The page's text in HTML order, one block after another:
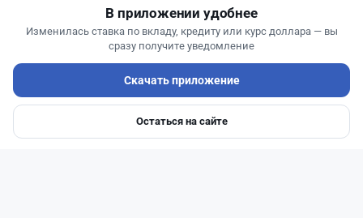
Ипотеки Авто
В приложении удобнее
Изменилась ставка по вкладу, кредиту или курс доллара — вы
сразу получите уведомление
Скачать приложение
Остаться на сайте